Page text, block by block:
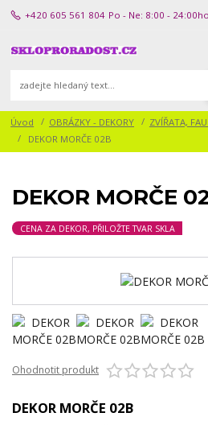
+420 605 561 804 Po - Ne: 8:00 -
Úvod OBRÁZKY - DEKORY ZVÍŘATA,
DEKOR MORČE 02B
DEKOR MORČE
CENA ZA DEKOR, PŘILOŽTE TVAR SKLA
Ohodnotit produkt
DEKOR MORČE 02B